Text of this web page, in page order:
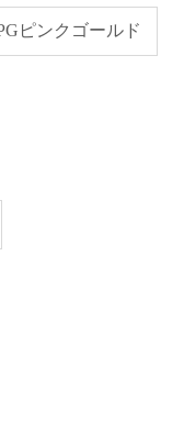
ピンクゴールド